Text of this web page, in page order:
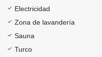
Electricidad
Zona de lavandería
Sauna
Turco